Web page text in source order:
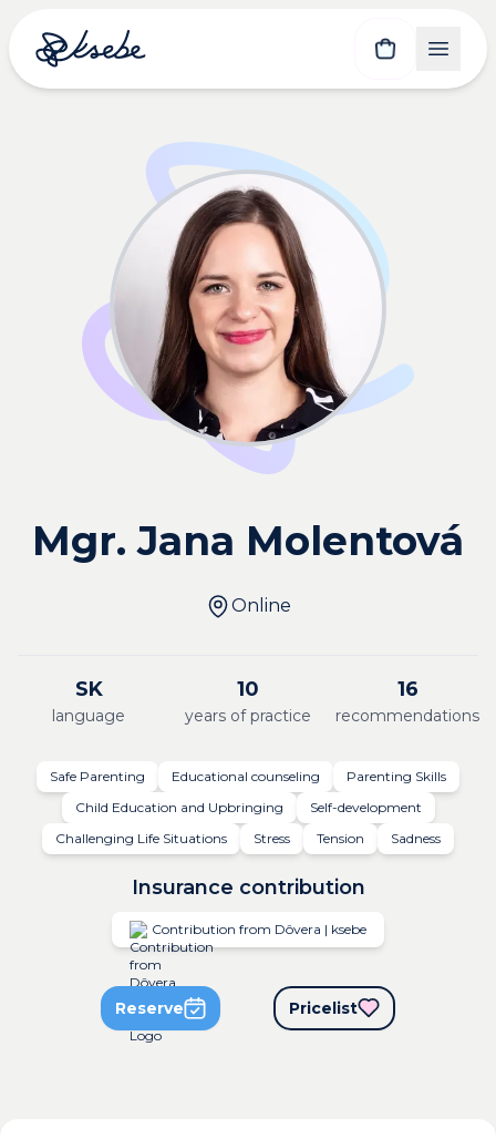
Mgr. Jana Molentová
Online
SK
language
10
years of practice
16
recommendations
Safe Parenting Educational counseling
Parenting Skills
Child Education and Upbringing
Self-development
Challenging Life Situations
Stress Tension Sadness
Insurance contribution
Contribution from Dôvera | ksebe
Reserve Pricelist